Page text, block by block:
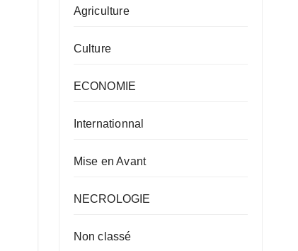
Agriculture
Culture
ECONOMIE
Internationnal
Mise en Avant
NECROLOGIE
Non classé